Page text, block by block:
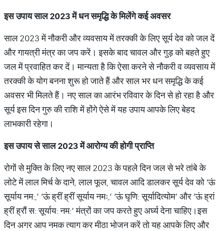
इस उपाय साल 2023 में धन समृद्धि के मिलेंगे कई अवसर
साल 2023 में नौकरी और व्यवसाय में तरक्की के लिए सूर्य देव को जल दें
और गायत्री मंत्र का जप करें। इसके बाद चावल और गुड़ को बहते हुए
जल में प्रवाहित कर दें। मान्यता है कि ऐसा करने से नौकरी व व्यवसाय में
तरक्की के योग बनना शुरू हो जाते हैं और साल भर धन समृद्धि के कई
अवसर भी मिलते हैं। नए साल का आरंभ रविवार के दिन से हो रहा है और
सूर्य इस दिन गुरु की राशि में होंगे ऐसे में यह उपाय आपके लिए बेहद
लाभकारी रहेगा।
इस उपाय से साल 2023 में आरोग्य की होगी प्राप्ति
रोगों से मुक्ति के लिए नए साल 2023 के पहले दिन जल से भरे तांबे के
लोटे में लाल मिर्च के दाने, लाल फूल, चावल आदि डालकर सूर्य देव को ‘ऊं
सूर्याय नम:,’ ‘ऊं ह्रीं ह्रीं सूर्याय नमः,’ ‘ऊं घृणि: सूर्यादित्योम’ और ‘ऊं ह्रां
ह्रीं ह्रौं स: सूर्याय: नम:’ मंत्रों का जप करते हुए अर्घ्य देना चाहिए।इस
दिन अगर आप नमक त्याग कर मीठा भोजन करें तो यह आपके लिए और